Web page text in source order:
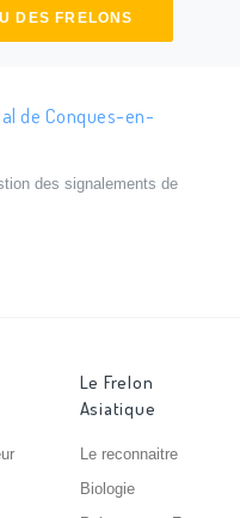
DES FRELONS
de Conques-en-
des signalements de
Le Frelon
Asiatique
Le reconnaitre
Biologie